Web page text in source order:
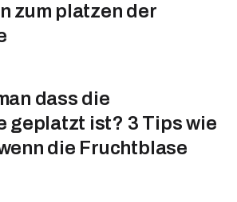
zum platzen der
dass die
geplatzt ist? 3 Tips wie
die Fruchtblase